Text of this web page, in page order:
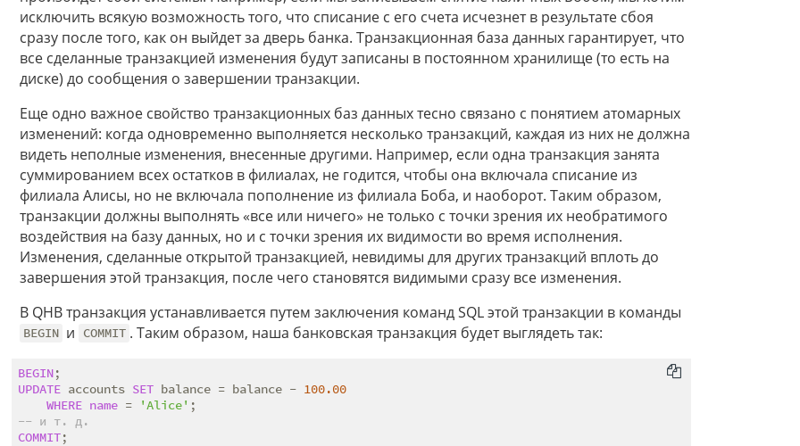
исключить всякую возможность того, что списание с его счета исчезнет в результате сбоя
сразу после того, как он выйдет за дверь банка. Транзакционная база данных гарантирует, что
все сделанные транзакцией изменения будут записаны в постоянном хранилище (то есть на
диске) до сообщения о завершении транзакции.
Еще одно важное свойство транзакционных баз данных тесно связано с понятием атомарных
изменений: когда одновременно выполняется несколько транзакций, каждая из них не должна
видеть неполные изменения, внесенные другими. Например, если одна транзакция занята
суммированием всех остатков в филиалах, не годится, чтобы она включала списание из
филиала Алисы, но не включала пополнение из филиала Боба, и наоборот. Таким образом,
транзакции должны выполнять «все или ничего» не только с точки зрения их необратимого
воздействия на базу данных, но и с точки зрения их видимости во время исполнения.
Изменения, сделанные открытой транзакцией, невидимы для других транзакций вплоть до
завершения этой транзакция, после чего становятся видимыми сразу все изменения.
В QHB транзакция устанавливается путем заключения команд SQL этой транзакции в команды
BEGIN и COMMIT . Таким образом, наша банковская транзакция будет выглядеть так:
BEGIN
UPDATE accounts SET balance = balance - 100.00
WHERE name = 'Alice'
-- и т. д.
COMMIT